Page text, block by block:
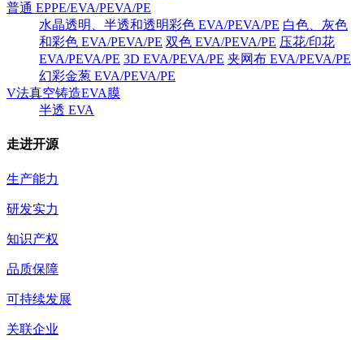
普通 EPPE/EVA/PEVA/PE
水晶透明、半透和透明彩色 EVA/PEVA/PE 白色、灰色
和彩色 EVA/PEVA/PE 双色 EVA/PEVA/PE 压花/印花
EVA/PEVA/PE 3D EVA/PEVA/PE 夹网布 EVA/PEVA/PE
幻彩金葱 EVA/PEVA/PE
V法真空铸造EVA膜
半透 EVA
走进开源
生产能力
研发实力
知识产权
品质保障
可持续发展
关联企业